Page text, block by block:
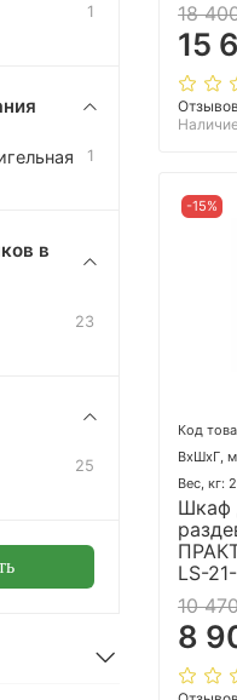
18
15
-15%
Код
ВхШхГ,
Вес, кг:
Шкаф
LS-
10
8
1
1
в
23
25